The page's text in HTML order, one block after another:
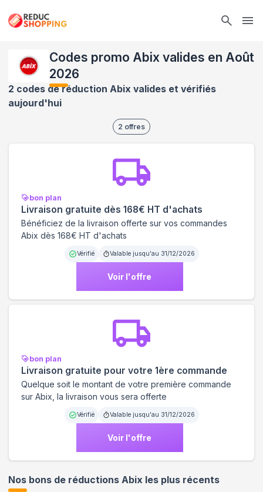
Codes promo Abix valides en Août
2026
2 codes de réduction Abix valides et vérifiés
aujourd'hui
2 offres
bon plan
Livraison gratuite dès 168€ HT d'achats
Bénéficiez de la livraison offerte sur vos commandes
Abix dès 168€ HT d'achats
Vérifié Valable jusqu'au 31/12/2026
Voir l'offre
bon plan
Livraison gratuite pour votre 1ère commande
Quelque soit le montant de votre première commande
sur Abix, la livraison vous sera offerte
Vérifié Valable jusqu'au 31/12/2026
Voir l'offre
Nos bons de réductions Abix les plus récents